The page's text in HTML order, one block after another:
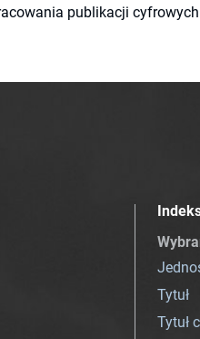
publikacji
Tytuł
Tytuł